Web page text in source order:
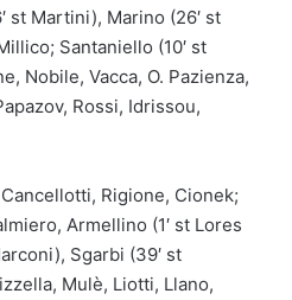
st Martini), Marino (26′ st
Santaniello (10′ st
Nobile, Vacca, O. Pazienza,
Rossi, Idrissou,
Rigione, Cionek;
Armellino (1′ st Lores
Sgarbi (39′ st
Mulè, Liotti, Llano,